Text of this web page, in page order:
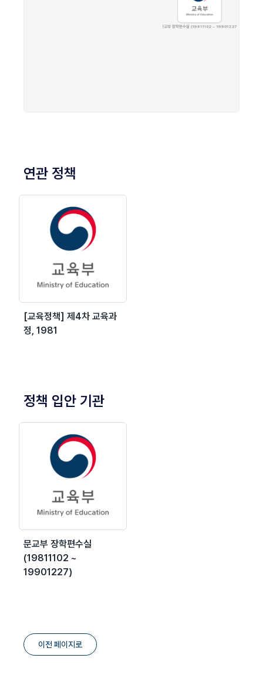
연관 정책
[교육정책] 제4차 교육과
정, 1981
정책 입안 기관
문교부 장학편수실
(19811102 ~
19901227)
이전 페이지로